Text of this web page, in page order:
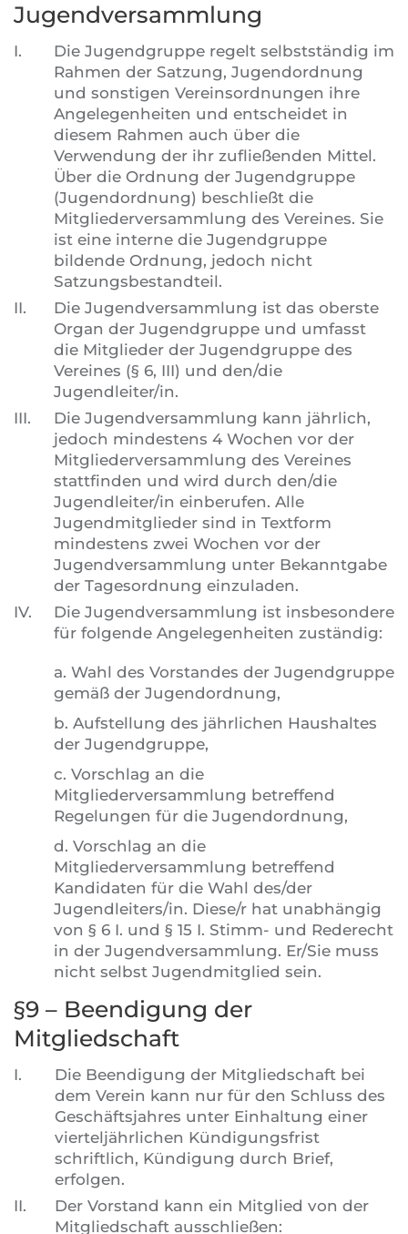
Jugendversammlung
I.
Die Jugendgruppe regelt selbstständig im
Rahmen der Satzung, Jugendordnung
und sonstigen Vereinsordnungen ihre
Angelegenheiten und entscheidet in
diesem Rahmen auch über die
Verwendung der ihr zufließenden Mittel.
Über die Ordnung der Jugendgruppe
(Jugendordnung) beschließt die
Mitgliederversammlung des Vereines. Sie
ist eine interne die Jugendgruppe
bildende Ordnung, jedoch nicht
Satzungsbestandteil.
II.
Die Jugendversammlung ist das oberste
Organ der Jugendgruppe und umfasst
die Mitglieder der Jugendgruppe des
Vereines (§ 6, III) und den/die
Jugendleiter/in.
III.
Die Jugendversammlung kann jährlich,
jedoch mindestens 4 Wochen vor der
Mitgliederversammlung des Vereines
stattfinden und wird durch den/die
Jugendleiter/in einberufen. Alle
Jugendmitglieder sind in Textform
mindestens zwei Wochen vor der
Jugendversammlung unter Bekanntgabe
der Tagesordnung einzuladen.
IV.
Die Jugendversammlung ist insbesondere
für folgende Angelegenheiten zuständig:
a. Wahl des Vorstandes der Jugendgruppe
gemäß der Jugendordnung,
b. Aufstellung des jährlichen Haushaltes
der Jugendgruppe,
c. Vorschlag an die
Mitgliederversammlung betreffend
Regelungen für die Jugendordnung,
d. Vorschlag an die
Mitgliederversammlung betreffend
Kandidaten für die Wahl des/der
Jugendleiters/in. Diese/r hat unabhängig
von § 6 I. und § 15 I. Stimm- und Rederecht
in der Jugendversammlung. Er/Sie muss
nicht selbst Jugendmitglied sein.
§9 – Beendigung der
Mitgliedschaft
I.
Die Beendigung der Mitgliedschaft bei
dem Verein kann nur für den Schluss des
Geschäftsjahres unter Einhaltung einer
vierteljährlichen Kündigungsfrist
schriftlich, Kündigung durch Brief,
erfolgen.
II.
Der Vorstand kann ein Mitglied von der
Mitgliedschaft ausschließen: